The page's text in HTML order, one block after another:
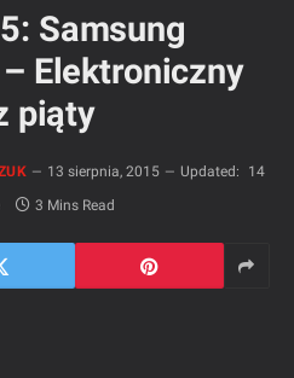
Samsung
Elektroniczny
piąty
13 sierpnia, 2015 Updated:
14
3 Mins Read